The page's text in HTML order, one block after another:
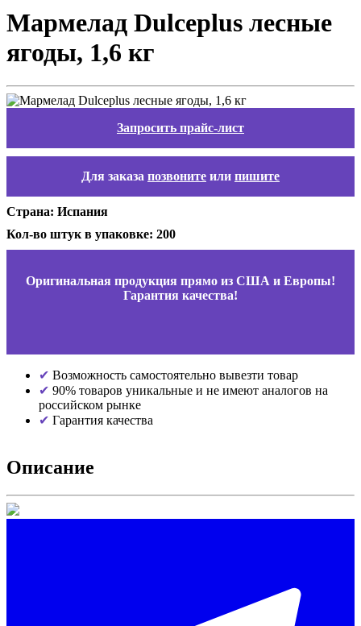
Мармелад Dulceplus лесные
ягоды, 1,6 кг
Запросить прайс-лист
Для заказа позвоните или пишите
Страна: Испания
Кол-во штук в упаковке: 200
Оригинальная продукция прямо из США и Европы!
Гарантия качества!
Возможность самостоятельно вывезти товар
90% товаров уникальные и не имеют аналогов на
российском рынке
Гарантия качества
Описание